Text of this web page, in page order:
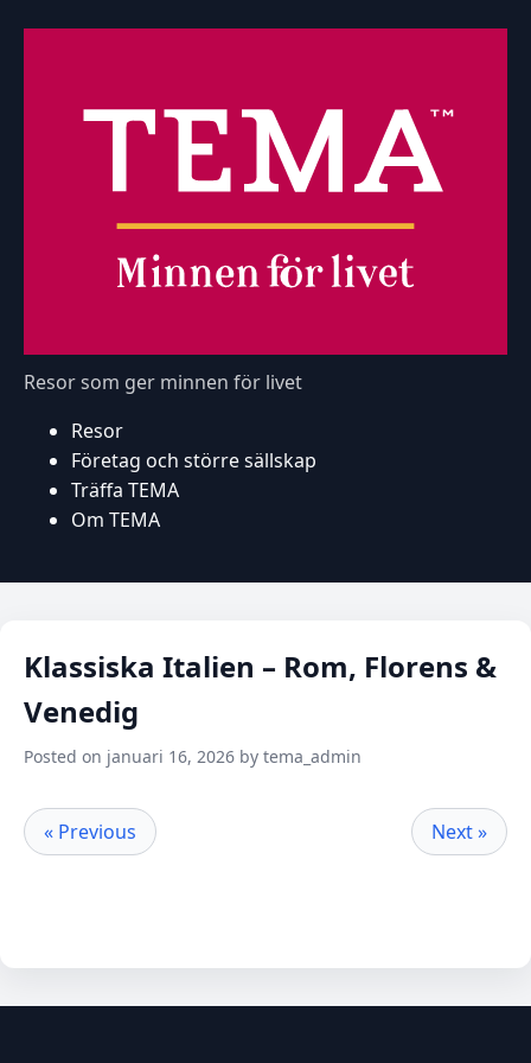
Resor som ger minnen för livet
Resor
Företag och större sällskap
Träffa TEMA
Om TEMA
Klassiska Italien – Rom, Florens &
Venedig
Posted on januari 16, 2026 by tema_admin
« Previous Next »